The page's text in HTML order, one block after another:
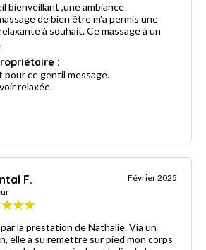
bienveillant ,une ambiance
de bien être m'a permis une
à souhait. Ce massage à un
:
pour ce gentil message.
relaxée.
F. Février 2025
la prestation de Nathalie. Via un
elle a su remettre sur pied mon corps